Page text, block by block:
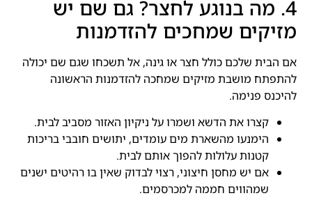
4. מה בנוגע לחצר? גם שם יש
מזיקים שמחכים להזדמנות
אם הבית שלכם כולל חצר או גינה, אל תשכחו שגם שם יכולה
להתפתח מושבת מזיקים שמחכה להזדמנות הראשונה
להיכנס פנימה.
קצרו את הדשא ושמרו על ניקיון האזור מסביב לבית.
הימנעו מהשארת מים עומדים, יתושים חובבי בריכות
קטנות עלולות להפוך אותם לבית.
אם יש מחסן חיצוני, רצוי לבדוק שאין בו רהיטים ישנים
שמהווים חממה למכרסמים.